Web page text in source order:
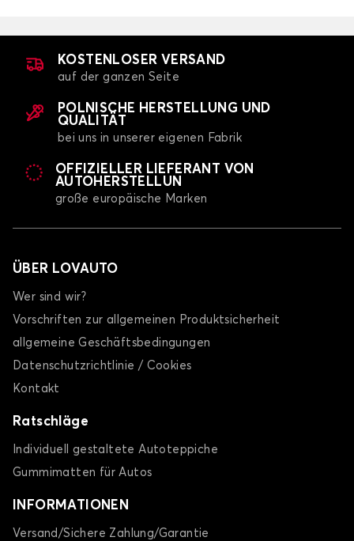
KOSTENLOSER VERSAND
auf der ganzen Seite
POLNISCHE HERSTELLUNG UND
QUALITÄT
bei uns in unserer eigenen Fabrik
OFFIZIELLER LIEFERANT VON
AUTOHERSTELLUN
große europäische Marken
ÜBER LOVAUTO
Wer sind wir?
Vorschriften zur allgemeinen Produktsicherheit
allgemeine Geschäftsbedingungen
Datenschutzrichtlinie / Cookies
Kontakt
Ratschläge
Individuell gestaltete Autoteppiche
Gummimatten für Autos
INFORMATIONEN
Versand/Sichere Zahlung/Garantie